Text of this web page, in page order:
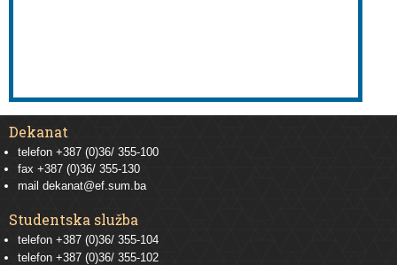
Dekanat
telefon +387 (0)36/ 355-100
fax +387 (0)36/ 355-130
mail dekanat@ef.sum.ba
Studentska služba
telefon +387 (0)36/ 355-104
telefon +387 (0)36/ 355-102